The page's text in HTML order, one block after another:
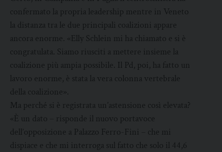
confermato la propria leadership mentre in Veneto
la distanza tra le due principali coalizioni appare
ancora enorme. «Elly Schlein mi ha chiamato e si è
congratulata. Siamo riusciti a mettere insieme la
coalizione più ampia possibile. Il Pd, poi, ha fatto un
lavoro enorme, è stata la vera colonna vertebrale
della coalizione».
Ma perché si è registrata un’astensione così elevata?
«È un dato – risponde il nuovo portavoce
dell’opposizione a Palazzo Ferro-Fini – che mi
dispiace e che mi interroga sul fatto che solo il 44,6